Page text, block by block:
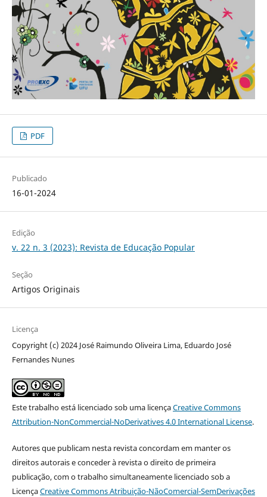
PDF
Publicado
16-01-2024
Edição
v. 22 n. 3 (2023): Revista de Educação Popular
Seção
Artigos Originais
Licença
Copyright (c) 2024 José Raimundo Oliveira Lima, Eduardo José
Fernandes Nunes
Este trabalho está licenciado sob uma licençaCreative Commons
Attribution-NonCommercial-NoDerivatives 4.0 International License.
Autores que publicam nesta revista concordam em manter os
direitos autorais e conceder à revista o direito de primeira
publicação, com o trabalho simultaneamente licenciado sob a
LicençaCreative Commons Atribuição-NãoComercial-SemDerivações